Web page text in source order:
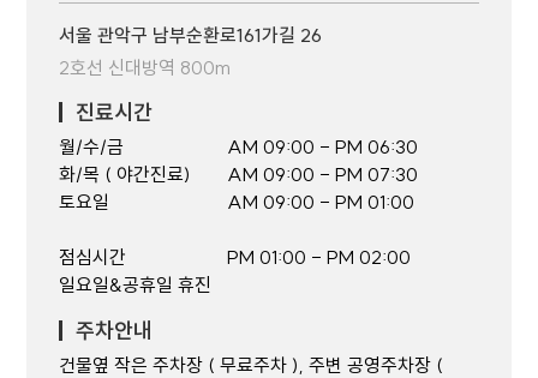
서울 관악구 남부순환로161가길 26
2호선 신대방역 800m
진료시간
월/수/금
화/목 ( 야간진료)
토요일
점심시간
일요일&공휴일 휴진
AM 09:00 - PM 06:30
AM 09:00 - PM 07:30
AM 09:00 - PM 01:00
PM 01:00 - PM 02:00
주차안내
건물옆 작은 주차장 ( 무료주차 ), 주변 공영주차장 (